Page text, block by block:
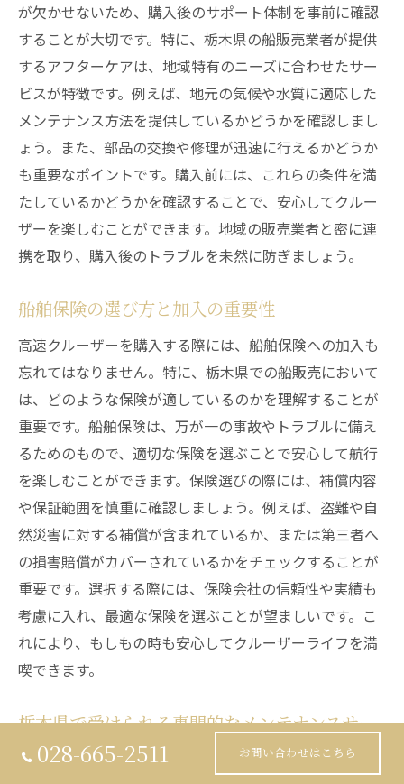
が欠かせないため、購入後のサポート体制を事前に確認
することが大切です。特に、栃木県の船販売業者が提供
するアフターケアは、地域特有のニーズに合わせたサー
ビスが特徴です。例えば、地元の気候や水質に適応した
メンテナンス方法を提供しているかどうかを確認しまし
ょう。また、部品の交換や修理が迅速に行えるかどうか
も重要なポイントです。購入前には、これらの条件を満
たしているかどうかを確認することで、安心してクルー
ザーを楽しむことができます。地域の販売業者と密に連
携を取り、購入後のトラブルを未然に防ぎましょう。
船舶保険の選び方と加入の重要性
高速クルーザーを購入する際には、船舶保険への加入も
忘れてはなりません。特に、栃木県での船販売において
は、どのような保険が適しているのかを理解することが
重要です。船舶保険は、万が一の事故やトラブルに備え
るためのもので、適切な保険を選ぶことで安心して航行
を楽しむことができます。保険選びの際には、補償内容
や保証範囲を慎重に確認しましょう。例えば、盗難や自
然災害に対する補償が含まれているか、または第三者へ
の損害賠償がカバーされているかをチェックすることが
重要です。選択する際には、保険会社の信頼性や実績も
考慮に入れ、最適な保険を選ぶことが望ましいです。こ
れにより、もしもの時も安心してクルーザーライフを満
喫できます。
栃木県で受けられる専門的なメンテナンスサー
ビス028-665-2511 お問い合わせはこちら